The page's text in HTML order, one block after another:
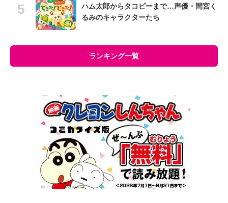
ハム太郎からタコピーまで…声優・間宮く
るみのキャラクターたち
ランキング一覧